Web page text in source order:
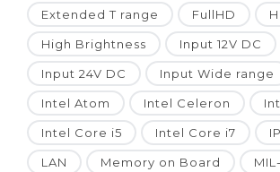
Extended T range FullHD
High Brightness Input 12V DC
Input 24V DC Input Wide range
Intel Atom Intel Celeron
Intel Core i5 Intel Core i7
LAN Memory on Board